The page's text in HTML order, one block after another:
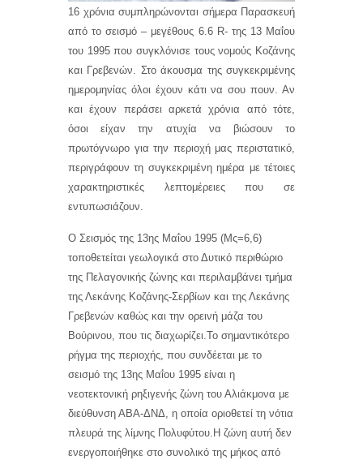
16 χρόνια συμπληρώνονται σήμερα Παρασκευή
από το σεισμό – μεγέθους 6.6 R- της 13 Μαΐου
του 1995 που συγκλόνισε τους νομούς Κοζάνης
και Γρεβενών. Στο άκουσμα της συγκεκριμένης
ημερομηνίας όλοι έχουν κάτι να σου πουν. Αν
και έχουν περάσει αρκετά χρόνια από τότε,
όσοι είχαν την ατυχία να βιώσουν το
πρωτόγνωρο για την περιοχή μας περιστατικό,
περιγράφουν τη συγκεκριμένη ημέρα με τέτοιες
χαρακτηριστικές λεπτομέρειες που σε
εντυπωσιάζουν.
Ο Σεισμός της 13ης Μαΐου 1995 (Μς=6,6)
τοποθετείται γεωλογικά στο Δυτικό περιθώριο
της Πελαγονικής ζώνης και περιλαμβάνει τμήμα
της Λεκάνης Κοζάνης-Σερβίων και της Λεκάνης
Γρεβενών καθώς και την ορεινή μάζα του
Βούρινου, που τις διαχωρίζει.Το σημαντικότερο
ρήγμα της περιοχής, που συνδέεται με το
σεισμό της 13ης Μαΐου 1995 είναι η
νεοτεκτονική ρηξιγενής ζώνη του Αλιάκμονα με
διεύθυνση ΑΒΑ-ΔΝΔ, η οποία οριοθετεί τη νότια
πλευρά της λίμνης Πολυφύτου.Η ζώνη αυτή δεν
ενεργοποιήθηκε στο συνολικό της μήκος από